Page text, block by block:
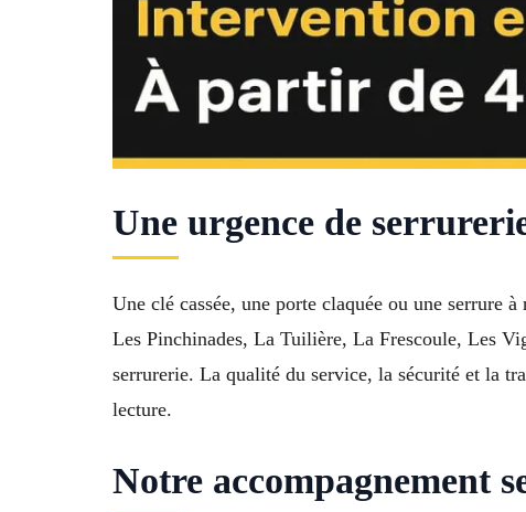
Une urgence de
Une clé cassée, une porte claquée ou une serrure
Les Pinchinades, La Tuilière, La Frescoule, Les
serrurerie. La qualité du service, la sécurité et la
lecture.
Notre accompagnement